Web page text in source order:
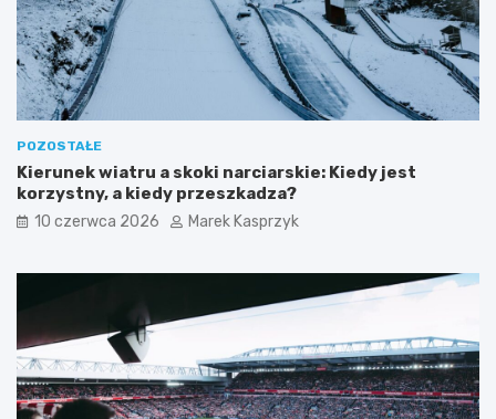
POZOSTAŁE
Kierunek wiatru a skoki narciarskie: Kiedy jest
korzystny, a kiedy przeszkadza?
10 czerwca 2026 Marek Kasprzyk